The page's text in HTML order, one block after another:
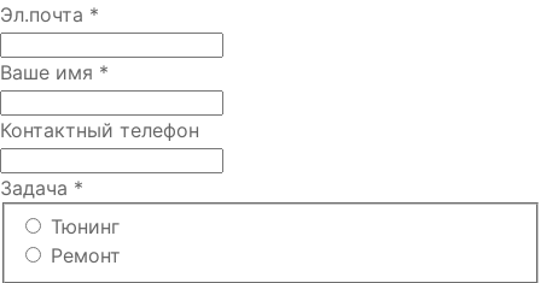
Эл.почта *
Ваше имя *
Контактный телефон
Задача *
Тюнинг
Ремонт